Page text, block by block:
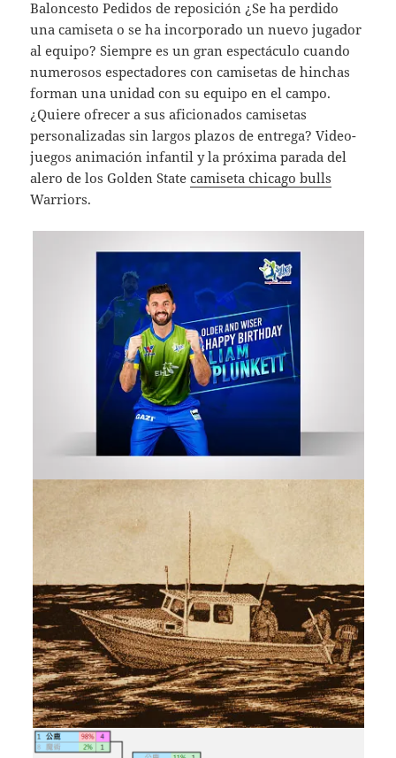
Baloncesto Pedidos de reposición ¿Se ha perdido
una camiseta o se ha incorporado un nuevo jugador
al equipo? Siempre es un gran espectáculo cuando
numerosos espectadores con camisetas de hinchas
forman una unidad con su equipo en el campo.
¿Quiere ofrecer a sus aficionados camisetas
personalizadas sin largos plazos de entrega? Video-
juegos animación infantil y la próxima parada del
alero de los Golden Statecamiseta chicago bulls
Warriors.